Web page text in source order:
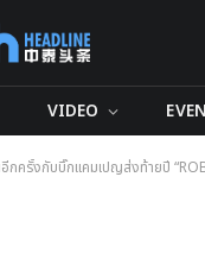
VIDEO
รั้งกับบิ๊กแคมเปญส่งท้ายปี